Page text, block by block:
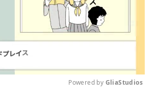
Powered by GliaStudios